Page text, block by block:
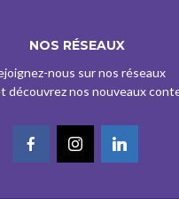
NOS RÉSEAUX
nous sur nos réseaux
découvrez nos nouveaux